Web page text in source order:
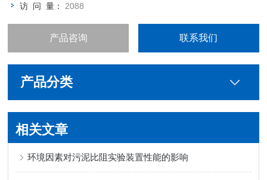
访 问 量： 2088
产品咨询 联系我们
产品分类
相关文章
环境因素对污泥比阻实验装置性能的影响